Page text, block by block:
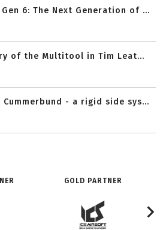
Gen 6: The Next Generation of ...
of the Multitool in Tim Leat...
Cummerbund - a rigid side sys...
GOLD PARTNER